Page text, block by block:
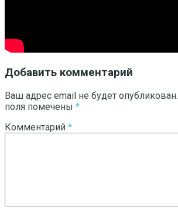
Добавить комментарий
Ваш адрес email не будет опубликован.
поля помечены *
Комментарий *